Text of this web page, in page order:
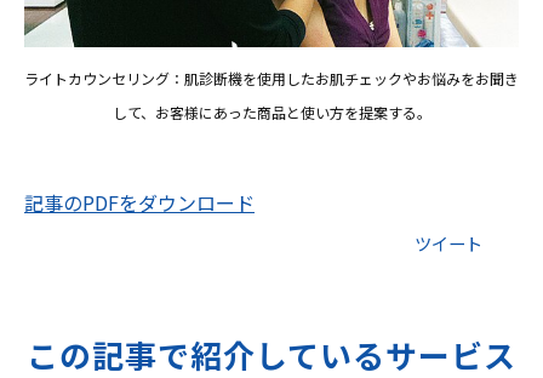
ライトカウンセリング：肌診断機を使用したお肌チェックやお悩みをお聞き
して、お客様にあった商品と使い方を提案する。
記事のPDFをダウンロード
ツイート
この記事で紹介しているサービス